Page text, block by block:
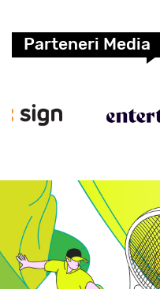
Parteneri Media